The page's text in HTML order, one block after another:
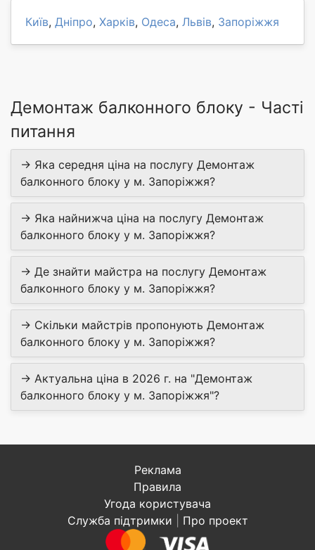
Київ, Дніпро, Харків, Одеса, Львів, Запоріжжя
Демонтаж балконного блоку - Часті
питання
→ Яка середня ціна на послугу Демонтаж
балконного блоку у м. Запоріжжя?
→ Яка найнижча ціна на послугу Демонтаж
балконного блоку у м. Запоріжжя?
→ Де знайти майстра на послугу Демонтаж
балконного блоку у м. Запоріжжя?
→ Скільки майстрів пропонують Демонтаж
балконного блоку у м. Запоріжжя?
→ Актуальна ціна в 2026 г. на "Демонтаж
балконного блоку у м. Запоріжжя"?
Реклама
Правила
Угода користувача
Служба підтримки
Про проект